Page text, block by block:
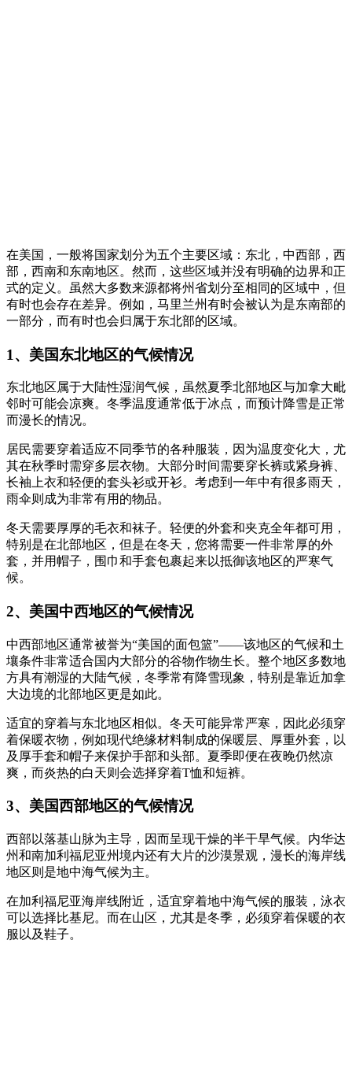
在美国，一般将国家划分为五个主要区域：东北，中西部，西
部，西南和东南地区。然而，这些区域并没有明确的边界和正
式的定义。虽然大多数来源都将州省划分至相同的区域中，但
有时也会存在差异。例如，马里兰州有时会被认为是东南部的
一部分，而有时也会归属于东北部的区域。
1、美国东北地区的气候情况
东北地区属于大陆性湿润气候，虽然夏季北部地区与加拿大毗
邻时可能会凉爽。冬季温度通常低于冰点，而预计降雪是正常
而漫长的情况。
居民需要穿着适应不同季节的各种服装，因为温度变化大，尤
其在秋季时需穿多层衣物。大部分时间需要穿长裤或紧身裤、
长袖上衣和轻便的套头衫或开衫。考虑到一年中有很多雨天，
雨伞则成为非常有用的物品。
冬天需要厚厚的毛衣和袜子。轻便的外套和夹克全年都可用，
特别是在北部地区，但是在冬天，您将需要一件非常厚的外
套，并用帽子，围巾和手套包裹起来以抵御该地区的严寒气
候。
2、美国中西地区的气候情况
中西部地区通常被誉为“美国的面包篮”——该地区的气候和土
壤条件非常适合国内大部分的谷物作物生长。整个地区多数地
方具有潮湿的大陆气候，冬季常有降雪现象，特别是靠近加拿
大边境的北部地区更是如此。
适宜的穿着与东北地区相似。冬天可能异常严寒，因此必须穿
着保暖衣物，例如现代绝缘材料制成的保暖层、厚重外套，以
及厚手套和帽子来保护手部和头部。夏季即便在夜晚仍然凉
爽，而炎热的白天则会选择穿着T恤和短裤。
3、美国西部地区的气候情况
西部以落基山脉为主导，因而呈现干燥的半干旱气候。内华达
州和南加利福尼亚州境内还有大片的沙漠景观，漫长的海岸线
地区则是地中海气候为主。
在加利福尼亚海岸线附近，适宜穿着地中海气候的服装，泳衣
可以选择比基尼。而在山区，尤其是冬季，必须穿着保暖的衣
服以及鞋子。